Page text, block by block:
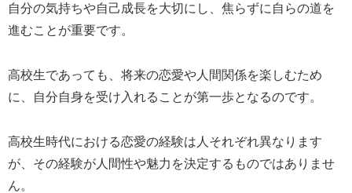
自分の気持ちや自己成長を大切にし、焦らずに自らの道を
進むことが重要です。
高校生であっても、将来の恋愛や人間関係を楽しむため
に、自分自身を受け入れることが第一歩となるのです。
高校生時代における恋愛の経験は人それぞれ異なります
が、その経験が人間性や魅力を決定するものではありませ
ん。